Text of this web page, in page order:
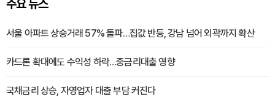
주요 뉴스
서울 아파트 상승거래 57% 돌파…집값 반등, 강남 넘어 외곽까지 확산
카드론 확대에도 수익성 하락…중금리대출 영향
국채금리 상승, 자영업자 대출 부담 커진다